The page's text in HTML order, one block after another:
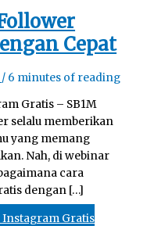
Cepat
/ 6 minutes of reading
Gratis – SB1M
selalu memberikan
yang memang
Nah, di webinar
cara
dengan […]
Instagram Gratis